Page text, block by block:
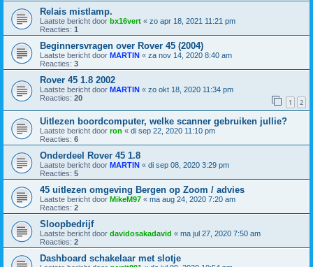
Relais mistlamp.
Laatste bericht door bx16vert « zo apr 18, 2021 11:21 pm
Reacties: 1
Beginnersvragen over Rover 45 (2004)
Laatste bericht door MARTIN « za nov 14, 2020 8:40 am
Reacties: 3
Rover 45 1.8 2002
Laatste bericht door MARTIN « zo okt 18, 2020 11:34 pm
Reacties: 20 1 2
Uitlezen boordcomputer, welke scanner gebruiken jullie?
Laatste bericht door ron « di sep 22, 2020 11:10 pm
Reacties: 6
Onderdeel Rover 45 1.8
Laatste bericht door MARTIN « di sep 08, 2020 3:29 pm
Reacties: 5
45 uitlezen omgeving Bergen op Zoom / advies
Laatste bericht door MikeM97 « ma aug 24, 2020 7:20 am
Reacties: 2
Sloopbedrijf
Laatste bericht door davidosakadavid « ma jul 27, 2020 7:50 am
Reacties: 2
Dashboard schakelaar met slotje